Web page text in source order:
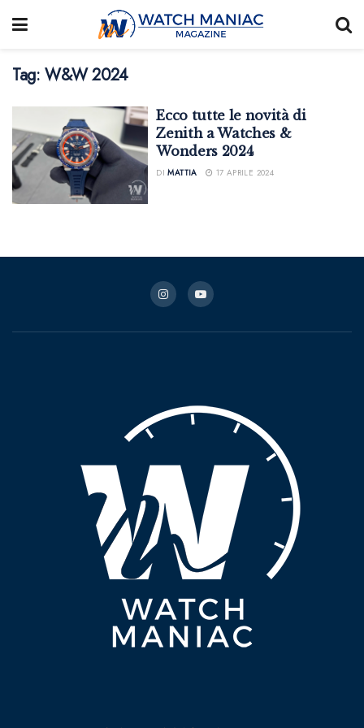
Tag: W&W 2024
Ecco tutte le novità di
Zenith a Watches &
Wonders 2024
DI MATTIA 17 APRILE 2024